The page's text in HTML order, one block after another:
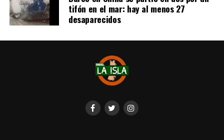
tifón en el mar: hay al menos 27
desaparecidos